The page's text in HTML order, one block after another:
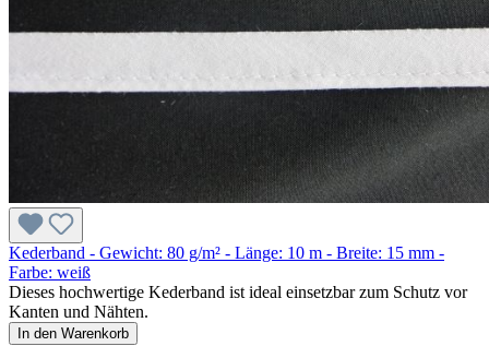
Kederband - Gewicht: 80 g/m² - Länge: 10 m - Breite: 15 mm -
Farbe: weiß
Dieses hochwertige Kederband ist ideal einsetzbar zum Schutz vor
Kanten und Nähten.
In den Warenkorb